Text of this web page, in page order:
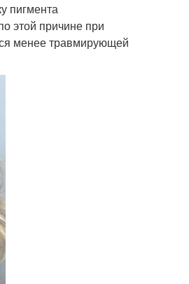
пигмента
этой причине при
менее травмирующей